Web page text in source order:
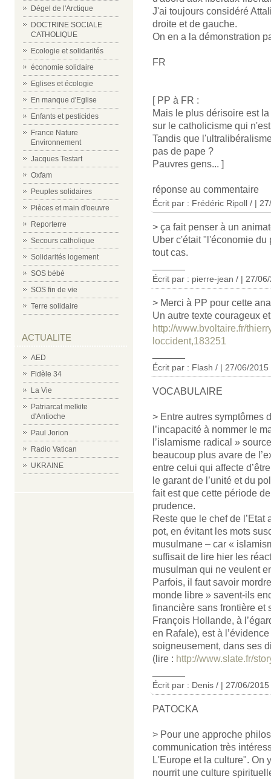
Dégel de l'Arctique
DOCTRINE SOCIALE
CATHOLIQUE
Ecologie et solidarités
économie solidaire
Eglises et écologie
En manque d'Eglise
Enfants et pesticides
France Nature
Environnement
Jacques Testart
Oxfam
Peuples solidaires
Pièces et main d'oeuvre
Reporterre
Secours catholique
Solidarités logement
SOS bébé
SOS fin de vie
Terre solidaire
ACTUALITE
AED
Fidèle 34
La Vie
Patriarcat melkite
d'Antioche
Paul Jorion
Radio Vatican
UKRAINE
J'ai toujours considéré
droite et de gauche.
On en a la démonstration
FR
[ PP à FR :
Mais le plus dérisoire est
sur le catholicisme qui
Tandis que
pas de pape ?
Pauvres gens... ]
réponse au commentaire
Écrit par : Frédéric Ripoll / |
> ça fait penser à un
Uber c'était "l'économie du
tout cas.
Écrit par : pierre-jean / | 27/
> Merci à PP pour cette
Un autre texte courageux
http://www.bvoltaire.fr/
loccident,183251
Écrit par : Flash / | 27/06/2015
VOCABULAIRE
> Entre autres symptômes
l’incapacité à nommer le
l’islamisme radical »
beaucoup plus avare de
entre celui qui affecte
le garant de l’unité et du
fait est que cette période
prudence.
Reste que le chef de
pot, en évitant les mots
musulmane – car «
suffisait de lire hier les
musulman qui ne veulent
Parfois, il faut savoir
monde libre » savent-ils
financière sans frontière et
François Hollande, à
en Rafale), est à
soigneusement, dans ses
(lire : http://www.slate.fr/
Écrit par : Denis / | 27/06/2015
PATOCKA
> Pour une approche
communication très
L'Europe et la culture". On
nourrit une culture